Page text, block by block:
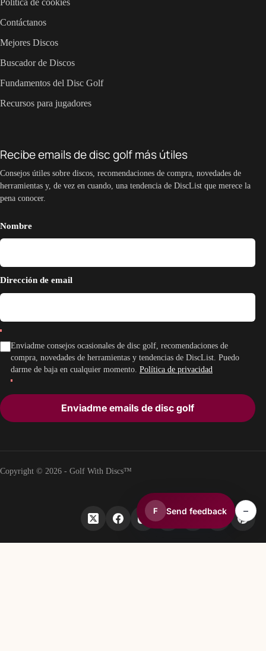
Contáctanos
Mejores Discos
Buscador de Discos
Fundamentos del Disc Golf
Recursos para jugadores
Recibe emails de disc golf más útiles
Consejos útiles sobre discos, recomendaciones de compra, novedades de
herramientas y, de vez en cuando, una tendencia de DiscList que merece la
pena conocer.
Nombre
Dirección de email
Enviadme consejos ocasionales de disc golf, recomendaciones de
compra, novedades de herramientas y tendencias de DiscList. Puedo
darme de baja en cualquier momento. Política de privacidad
Enviadme emails de disc golf
Copyright © 2026 - Golf With Discs™
F Send feedback –